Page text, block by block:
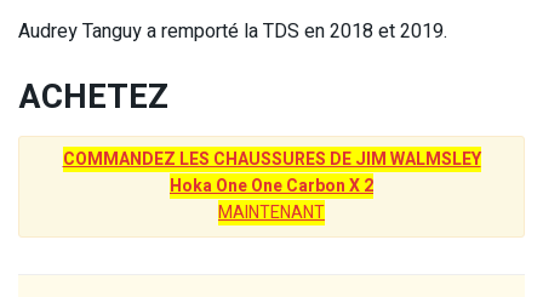
Audrey Tanguy a remporté la TDS en 2018 et 2019.
ACHETEZ
COMMANDEZ LES CHAUSSURES DE JIM WALMSLEY
Hoka One One Carbon X 2
MAINTENANT